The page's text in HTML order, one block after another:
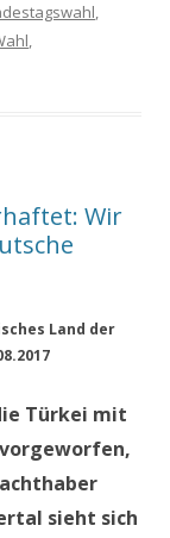
,
,
Wir
Land der
Türkei mit
sieht sich